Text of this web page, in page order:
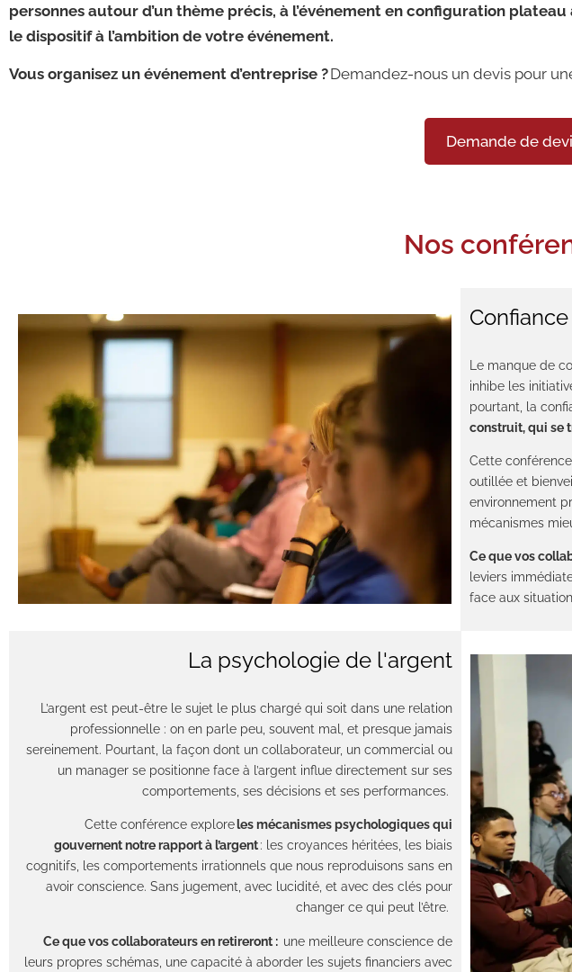
personnes autour d’un thème précis, à l’événement en configuration
le dispositif à l’ambition de votre événement.
Vous organisez un événement d’entreprise ?Demandez-nous un devis pour
Demande de
Nos
Le manque de
inhibe les
pourtant, la
construit, qui se
Cette
outillée et
environnement
mécanismes
Ce que vos
leviers
face aux
La psychologie de l'argent
L’argent est peut-être le sujet le plus chargé qui soit dans une relation
professionnelle : on en parle peu, souvent mal, et presque jamais
sereinement. Pourtant, la façon dont un collaborateur, un commercial ou
un manager se positionne face à l’argent influe directement sur ses
comportements, ses décisions et ses performances.
Cette conférence explore les mécanismes psychologiques qui
gouvernent notre rapport à l’argent: les croyances héritées, les biais
cognitifs, les comportements irrationnels que nous reproduisons sans en
avoir conscience. Sans jugement, avec lucidité, et avec des clés pour
changer ce qui peut l’être.
Ce que vos collaborateurs en retireront : une meilleure conscience de
leurs propres schémas, une capacité à aborder les sujets financiers avec